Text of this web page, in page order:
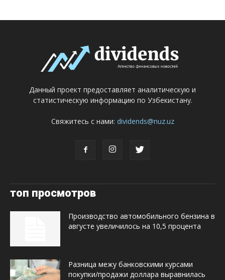
Данный проект предоставляет аналитическую и
статистическую информацию по Узбекистану.
Свяжитесь с нами: dividends@nuz.uz
топ просмотров
Производство автомобильного бензина в
августе увеличилось на 10,5 процента
Разница межу банковскими курсами
покупки/продажи доллара выравнилась